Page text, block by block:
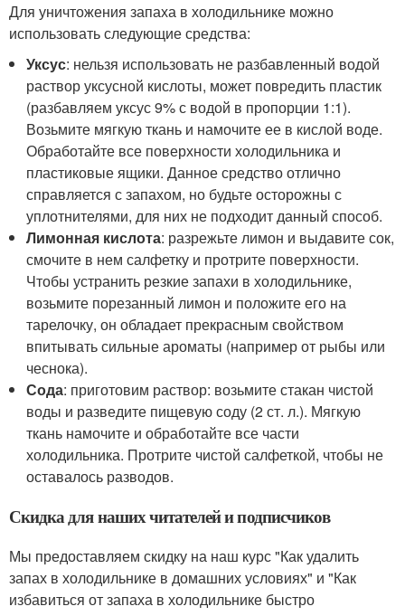
Для уничтожения запаха в холодильнике можно
использовать следующие средства:
Уксус: нельзя использовать не разбавленный водой
раствор уксусной кислоты, может повредить пластик
(разбавляем уксус 9% с водой в пропорции 1:1).
Возьмите мягкую ткань и намочите ее в кислой воде.
Обработайте все поверхности холодильника и
пластиковые ящики. Данное средство отлично
справляется с запахом, но будьте осторожны с
уплотнителями, для них не подходит данный способ.
Лимонная кислота: разрежьте лимон и выдавите сок,
смочите в нем салфетку и протрите поверхности.
Чтобы устранить резкие запахи в холодильнике,
возьмите порезанный лимон и положите его на
тарелочку, он обладает прекрасным свойством
впитывать сильные ароматы (например от рыбы или
чеснока).
Сода: приготовим раствор: возьмите стакан чистой
воды и разведите пищевую соду (2 ст. л.). Мягкую
ткань намочите и обработайте все части
холодильника. Протрите чистой салфеткой, чтобы не
оставалось разводов.
Скидка для наших читателей и подписчиков
Мы предоставляем скидку на наш курс "Как удалить
запах в холодильнике в домашних условиях" и "Как
избавиться от запаха в холодильнике быстро